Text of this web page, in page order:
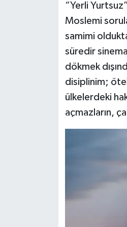
“Yerli
Moslemi
samimi
süredir
dökmek
disiplinim;
ülkelerdeki
açmazların,